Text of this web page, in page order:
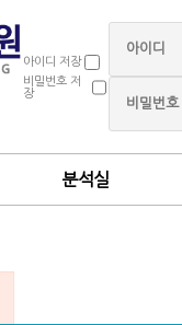
아이디 저장
비밀번호 저
장
분석실